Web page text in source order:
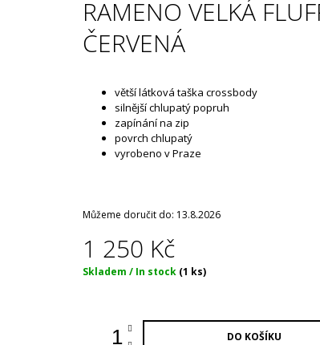
RAMENO VELKÁ
ČERVENÁ
větší látková taška crossbody
silnější chlupatý popruh
zapínání na zip
povrch chlupatý
vyrobeno v Praze
Můžeme doručit do: 13.8.2026
1 250 Kč
Měrná
Skladem / In stock (1 ks)
DO KOŠÍKU